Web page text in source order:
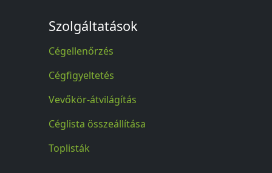
Szolgáltatások
Cégellenőrzés
Cégfigyeltetés
Vevőkör-átvilágítás
Céglista összeállítása
Toplisták